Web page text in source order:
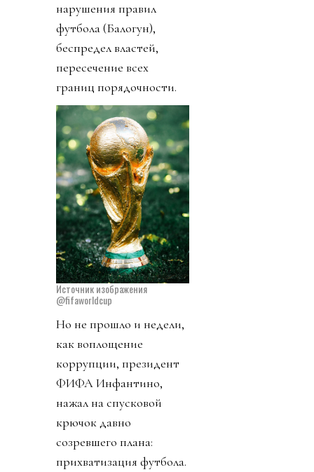
нарушения правил
футбола (Балогун),
беспредел властей,
пересечение всех
границ порядочности.
Источник изображения
@fifaworldcup
Но не прошло и недели,
как воплощение
коррупции, президент
ФИФА Инфантино,
нажал на спусковой
крючок давно
созревшего плана:
прихватизация футбола.